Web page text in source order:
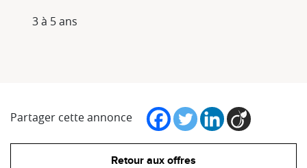
3 à 5 ans
Partager cette annonce
Retour aux offres